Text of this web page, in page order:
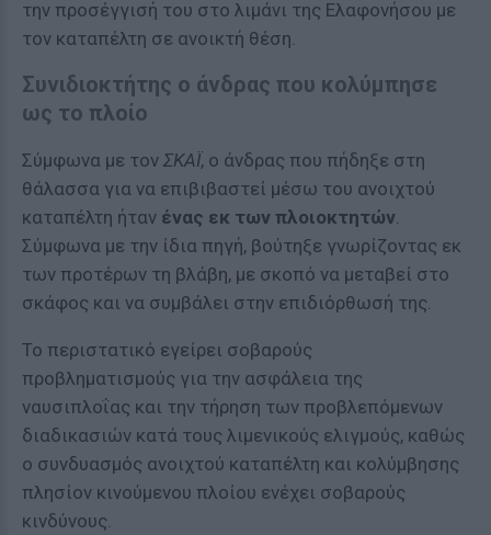
την προσέγγισή του στο λιμάνι της Ελαφονήσου με
τον καταπέλτη σε ανοικτή θέση.
Συνιδιοκτήτης ο άνδρας που κολύμπησε
ως το πλοίο
Σύμφωνα με τον ΣΚΑΪ, ο άνδρας που πήδηξε στη
θάλασσα για να επιβιβαστεί μέσω του ανοιχτού
καταπέλτη ήταν ένας εκ των πλοιοκτητών.
Σύμφωνα με την ίδια πηγή, βούτηξε γνωρίζοντας εκ
των προτέρων τη βλάβη, με σκοπό να μεταβεί στο
σκάφος και να συμβάλει στην επιδιόρθωσή της.
Το περιστατικό εγείρει σοβαρούς
προβληματισμούς για την ασφάλεια της
ναυσιπλοΐας και την τήρηση των προβλεπόμενων
διαδικασιών κατά τους λιμενικούς ελιγμούς, καθώς
ο συνδυασμός ανοιχτού καταπέλτη και κολύμβησης
πλησίον κινούμενου πλοίου ενέχει σοβαρούς
κινδύνους.